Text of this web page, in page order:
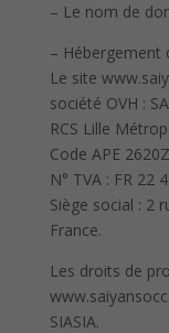
– Le nom de
– Hébergement
Le site
société OVH :
RCS Lille
Code APE 2620Z
N° TVA : FR 22
Siège social : 2
France.
Les droits de
SIASIA.